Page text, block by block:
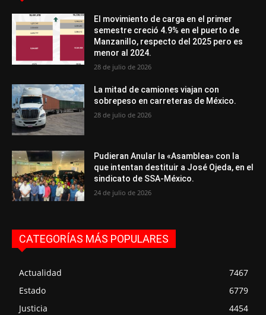
El movimiento de carga en el primer
semestre creció 4.9% en el puerto de
Manzanillo, respecto del 2025 pero es
menor al 2024.
28 de julio de 2026
La mitad de camiones viajan con
sobrepeso en carreteras de México.
28 de julio de 2026
Pudieran Anular la «Asamblea» con la
que intentan destituir a José Ojeda, en el
sindicato de SSA-México.
24 de julio de 2026
CATEGORÍAS MÁS POPULARES
Actualidad
7467
Estado
6779
Justicia
4454